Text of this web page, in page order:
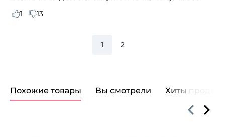
1
13
1 2
Похожие товары Вы смотрели Хиты продаж